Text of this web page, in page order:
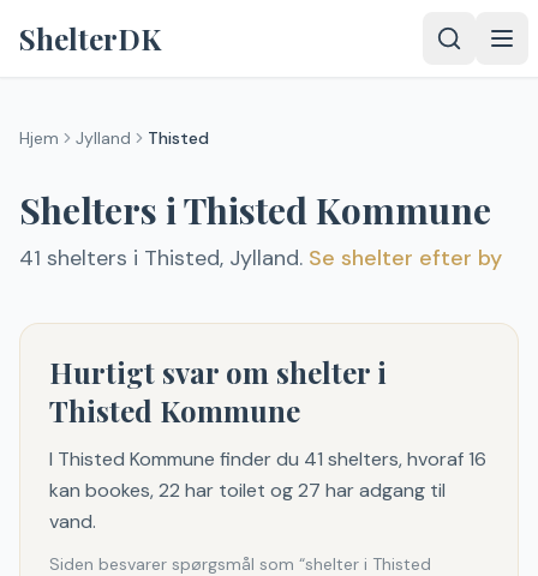
ShelterDK
Hjem Jylland Thisted
Shelters iThistedKommune
41 shelters i Thisted, Jylland. Se shelter efter by
Hurtigt svar om shelter i
Thisted Kommune
I Thisted Kommune finder du 41 shelters, hvoraf 16
kan bookes, 22 har toilet og 27 har adgang til
vand.
Siden besvarer spørgsmål som “shelter i Thisted